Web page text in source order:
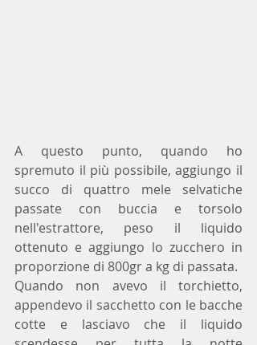
A questo punto, quando ho
spremuto il più possibile, aggiungo il
succo di quattro mele selvatiche
passate con buccia e torsolo
nell'estrattore, peso il liquido
ottenuto e aggiungo lo zucchero in
proporzione di 800gr a kg di passata.
Quando non avevo il torchietto,
appendevo il sacchetto con le bacche
cotte e lasciavo che il liquido